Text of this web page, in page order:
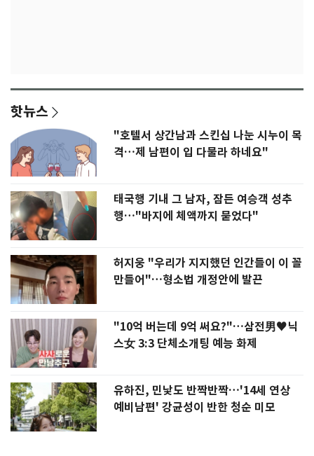
핫뉴스
"호텔서 상간남과 스킨십 나눈 시누이 목
격…제 남편이 입 다물라 하네요"
태국행 기내 그 남자, 잠든 여승객 성추
행…"바지에 체액까지 묻었다"
허지웅 "우리가 지지했던 인간들이 이 꼴
만들어"…형소법 개정안에 발끈
"10억 버는데 9억 써요?"…삼전男♥닉
스女 3:3 단체소개팅 예능 화제
유하진, 민낯도 반짝반짝…'14세 연상
예비남편' 강균성이 반한 청순 미모